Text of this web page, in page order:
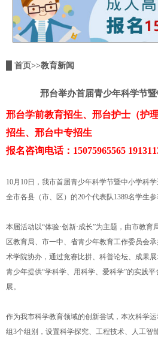
首页>>教育新闻
邢台举办首届青少年科学节
邢台学前教育招生、邢台护士（护
招生、邢台中专招生
报名咨询电话：15075965565
10月10日，我市首届青少年科学节暨中小学科
全市各县（市、区）的20个代表队1389名学生参
本届活动以“体验·创新·成长”为主题，由市教
区教育局、市一中、省青少年教育工作委员会
术学院协办，通过竞赛比拼、科普论坛、成果
青少年提供“学科学、用科学、爱科学”的实践
展。
作为我市科学教育领域的创新尝试，本次科学
组3个组别，设置科学探究、工程技术、人工智